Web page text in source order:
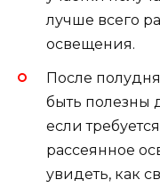
лучше всего
освещения.
После
быть полезны
если
рассеянное
увидеть, как